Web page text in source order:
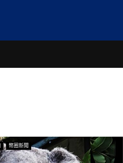
幣圈新聞